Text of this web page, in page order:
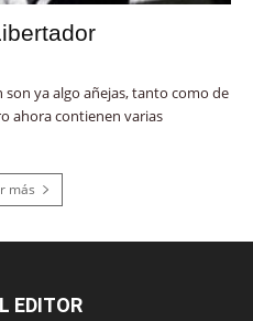
son ya algo añejas, tanto como de
ahora contienen varias
más
EDITOR